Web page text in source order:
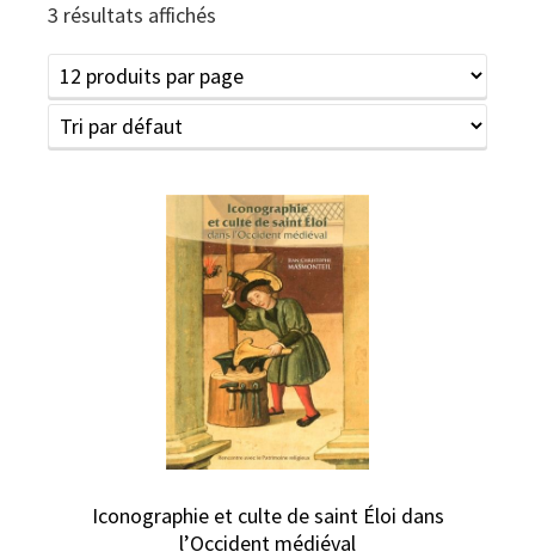
3 résultats affichés
Iconographie et culte de saint Éloi dans
l’Occident médiéval